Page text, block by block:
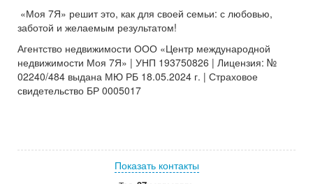
️ «Моя 7Я» решит это, как для своей семьи: с любовью,
заботой и желаемым результатом!
Агентство недвижимости ООО «Центр международной
недвижимости Моя 7Я» | УНП 193750826 | Лицензия: №
02240/484 выдана МЮ РБ 18.05.2024 г. | Страховое
свидетельство БР 0005017
Показать контакты